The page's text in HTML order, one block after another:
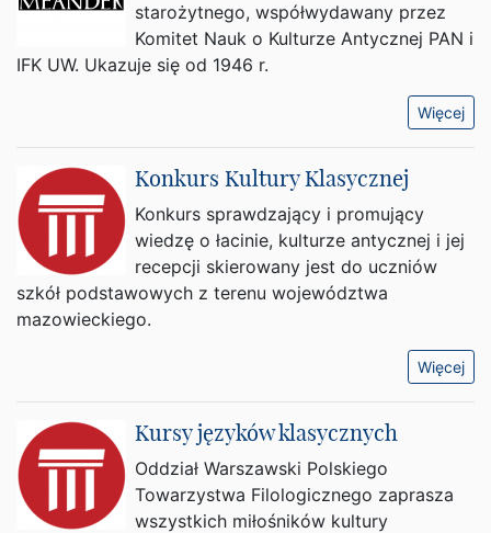
starożytnego, współwydawany przez
Komitet Nauk o Kulturze Antycznej PAN i
IFK UW. Ukazuje się od 1946 r.
Więcej
Konkurs Kultury Klasycznej
Konkurs sprawdzający i promujący
wiedzę o łacinie, kulturze antycznej i jej
recepcji skierowany jest do uczniów
szkół podstawowych z terenu województwa
mazowieckiego.
Więcej
Kursy języków klasycznych
Oddział Warszawski Polskiego
Towarzystwa Filologicznego zaprasza
wszystkich miłośników kultury